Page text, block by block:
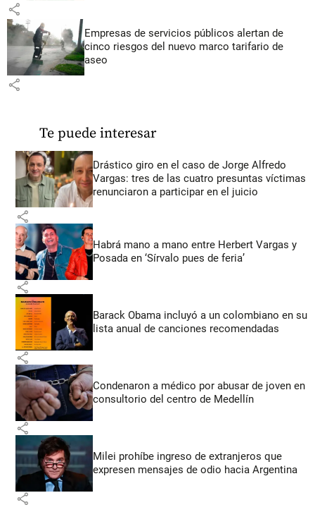
share
Empresas de servicios públicos alertan de
cinco riesgos del nuevo marco tarifario de
aseo
share
Te puede interesar
Drástico giro en el caso de Jorge Alfredo
Vargas: tres de las cuatro presuntas víctimas
renunciaron a participar en el juicio
share
Habrá mano a mano entre Herbert Vargas y
Posada en ‘Sírvalo pues de feria’
share
Barack Obama incluyó a un colombiano en su
lista anual de canciones recomendadas
share
Condenaron a médico por abusar de joven en
consultorio del centro de Medellín
share
Milei prohíbe ingreso de extranjeros que
expresen mensajes de odio hacia Argentina
share